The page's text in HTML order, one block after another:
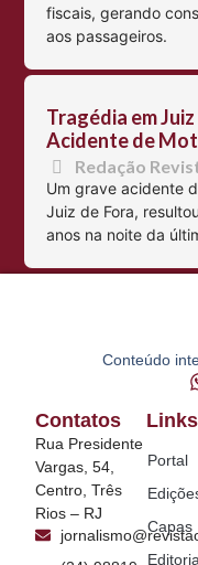
fiscais, gerando
aos passageiros.
Tragédia em
Acidente de
Redação
Um grave acidente
Juiz de Fora,
anos na noite da
Conteúdo
Links
Portal
Capas
Contatos
Rua Presidente
Vargas, 54,
Centro, Três
Rios – RJ